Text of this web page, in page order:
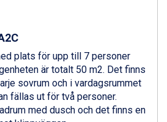
kr.
kr.
kr.
kr.
kr.
kr.
kr.
plats för upp till 7 personer
är totalt 50 m2. Det finns
sovrum och i vardagsrummet
fällas ut för två personer.
med dusch och det finns en